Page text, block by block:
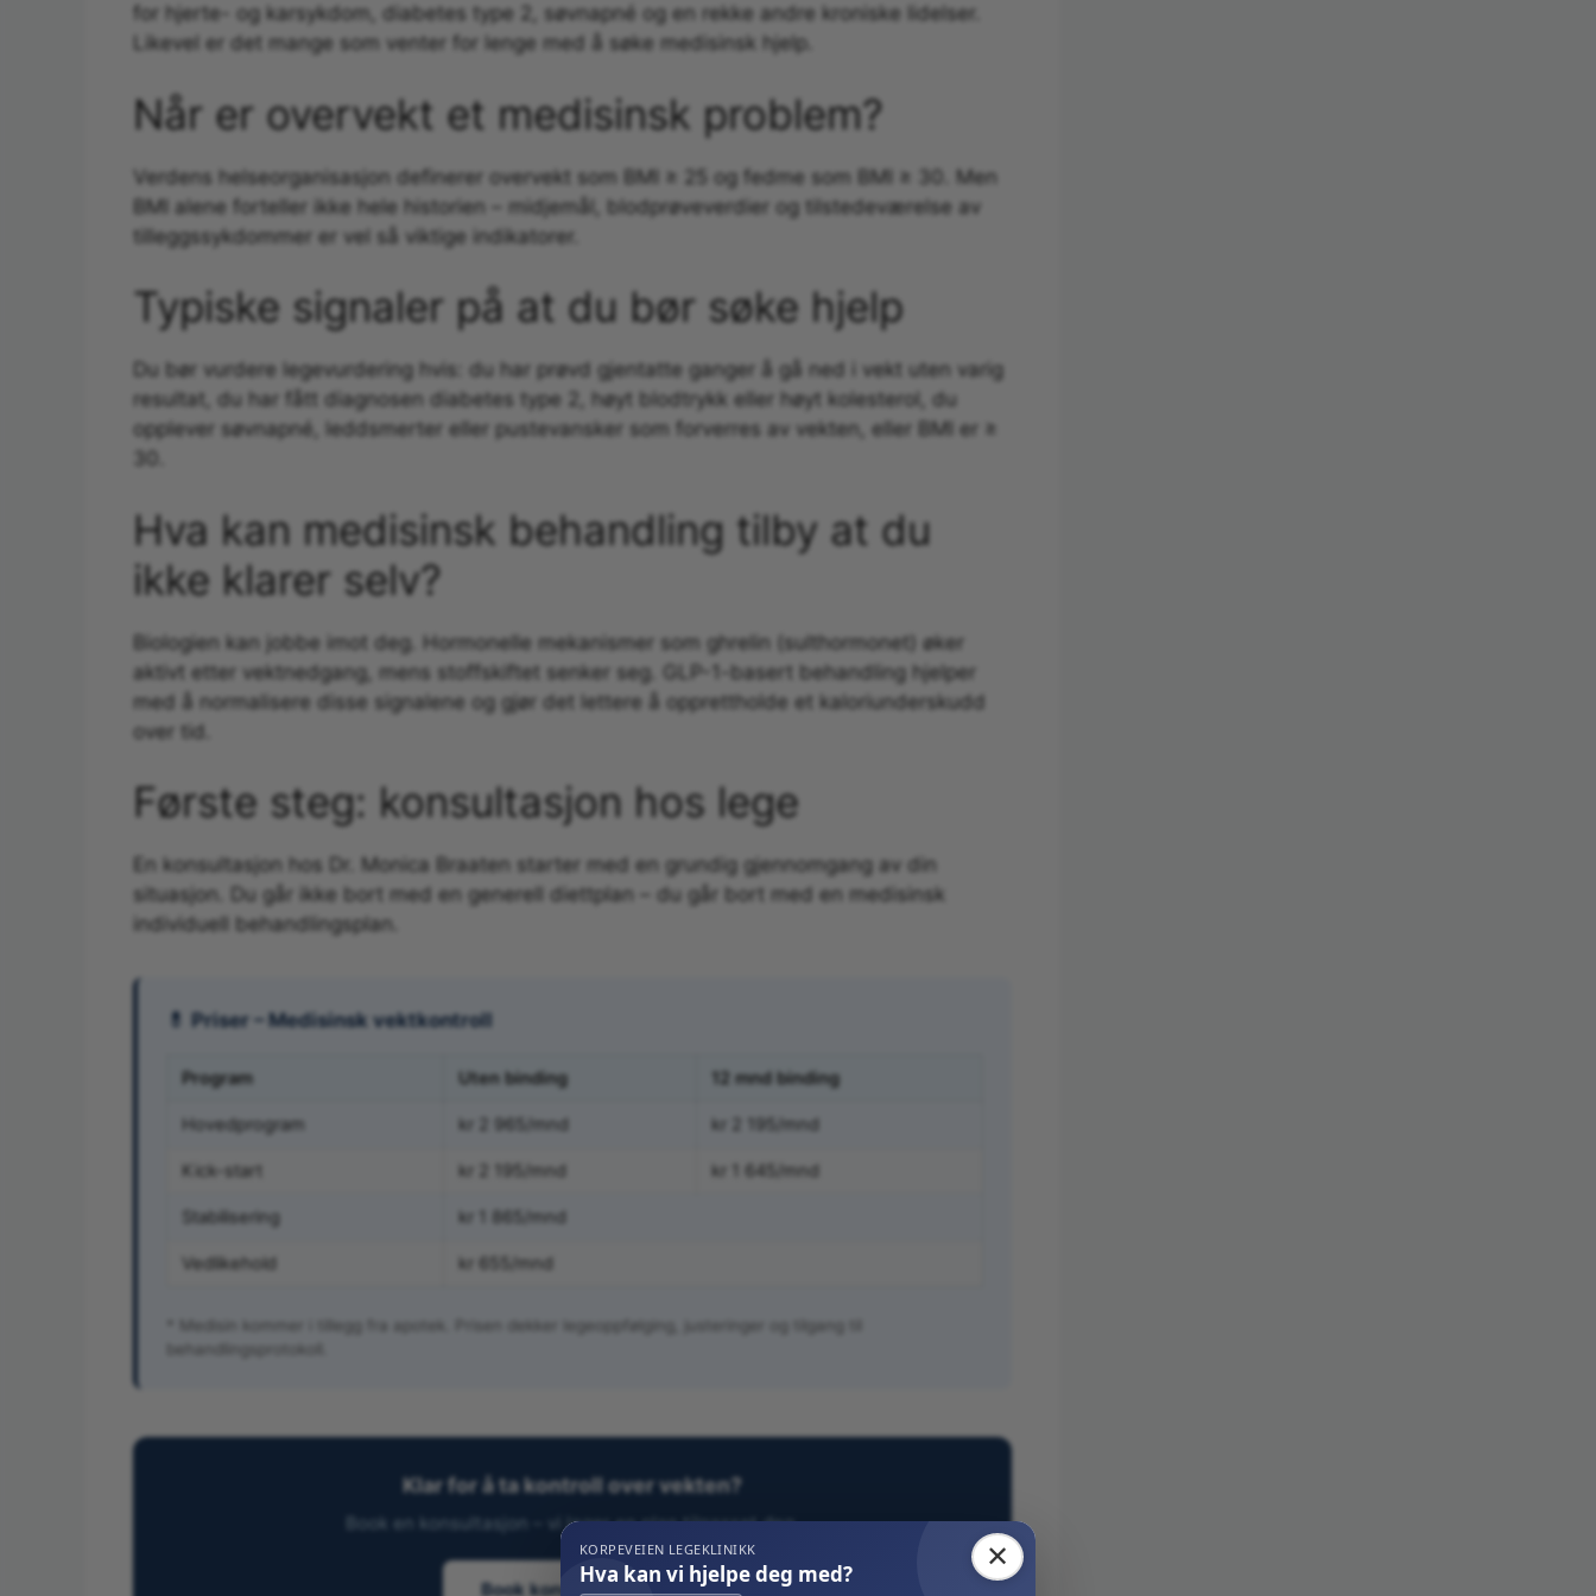
for hjerte- og karsykdom, diabetes type 2, søvnapné og en rekke andre kroniske lidelser.
Likevel er det mange som venter for lenge med å søke medisinsk hjelp.
Når er overvekt et medisinsk problem?
Verdens helseorganisasjon definerer overvekt som BMI ≥ 25 og fedme som BMI ≥ 30. Men
BMI alene forteller ikke hele historien – midjemål, blodprøveverdier og tilstedeværelse av
tilleggssykdommer er vel så viktige indikatorer.
Typiske signaler på at du bør søke hjelp
Du bør vurdere legevurdering hvis: du har prøvd gjentatte ganger å gå ned i vekt uten varig
resultat, du har fått diagnosen diabetes type 2, høyt blodtrykk eller høyt kolesterol, du
opplever søvnapné, leddsmerter eller pustevansker som forverres av vekten, eller BMI er ≥
Hva kan medisinsk behandling tilby at du
ikke klarer selv?
Biologien kan jobbe imot deg. Hormonelle mekanismer som ghrelin (sulthormonet) øker
aktivt etter vektnedgang, mens stoffskiftet senker seg. GLP-1-basert behandling hjelper
med å normalisere disse signalene og gjør det lettere å opprettholde et kaloriunderskudd
over tid.
Første steg: konsultasjon hos lege
En konsultasjon hos Dr. Monica Braaten starter med en grundig gjennomgang av din
situasjon. Du går ikke bort med en generell diettplan – du går bort med en medisinsk
individuell behandlingsplan.
💊 Priser – Medisinsk vektkontroll
Program Uten binding 12 mnd binding
Hovedprogram kr 2 965/mnd kr 2 195/mnd
Kick-start kr 2 195/mnd kr 1 645/mnd
Stabilisering kr 1 865/mnd
Vedlikehold kr 655/mnd
* Medisin kommer i tillegg fra apotek. Prisen dekker legeoppfølging, justeringer og tilgang til
behandlingsprotokoll.
Klar for å ta kontroll over vekten?
Book en konsultasjon – vi lager en plan tilpasset deg.
Book konsultasjon →
✕
KORPEVEIEN LEGEKLINIKK
Hva kan vi hjelpe deg med?